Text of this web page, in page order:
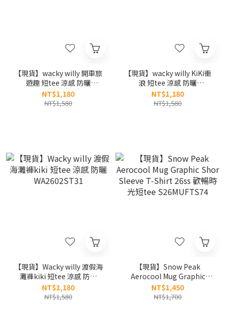
【現貨】wacky willy 開車旅
遊趣 短tee 涼感 防曬
WA2602ST33
NT$1,180
NT$1,580
【現貨】wacky willy KiKi衝
浪 短tee 涼感 防曬
WA2602ST32
NT$1,180
NT$1,580
【現貨】Wacky willy 渡假海
灘褲kiki 短tee 涼感 防曬
WA2602ST31
NT$1,180
NT$1,580
【現貨】Snow Peak
Aerocool Mug Graphic
Shor Sleeve T-Shirt 26ss
歡暢時光短tee
NT$1,450
NT$1,700